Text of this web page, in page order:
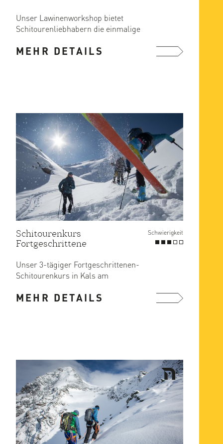
Unser Lawinenworkshop bietet
Schitourenliebhabern die einmalige
Grundlagen ...
MEHR DETAILS
Schitourenkurs
Fortgeschrittene
Schwierigkeit
Unser 3-tägiger Fortgeschrittenen-
Schitourenkurs in Kals am
MEHR DETAILS